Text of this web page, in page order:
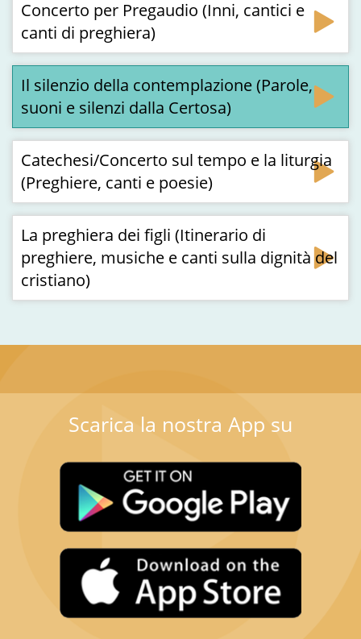
Concerto per Pregaudio (Inni, cantici e
canti di preghiera)
Il silenzio della contemplazione (Parole,
suoni e silenzi dalla Certosa)
Catechesi/Concerto sul tempo e la liturgia
(Preghiere, canti e poesie)
La preghiera dei figli (Itinerario di
preghiere, musiche e canti sulla dignità del
cristiano)
Scarica la nostra App su